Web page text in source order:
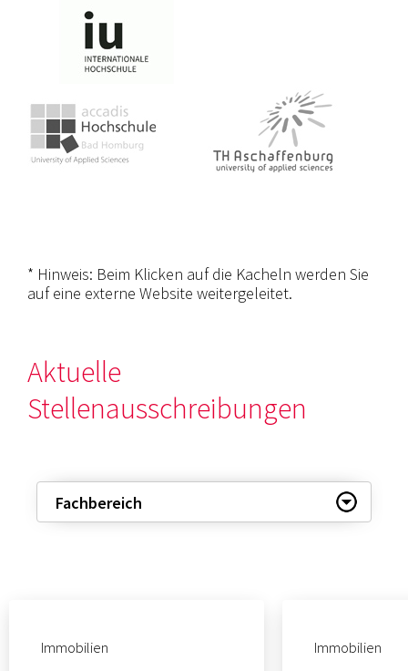
* Hinweis: Beim Klicken auf die Kacheln werden Sie
auf eine externe Website weitergeleitet.
Aktuelle
Stellenausschreibungen
Immobilien Immobilien